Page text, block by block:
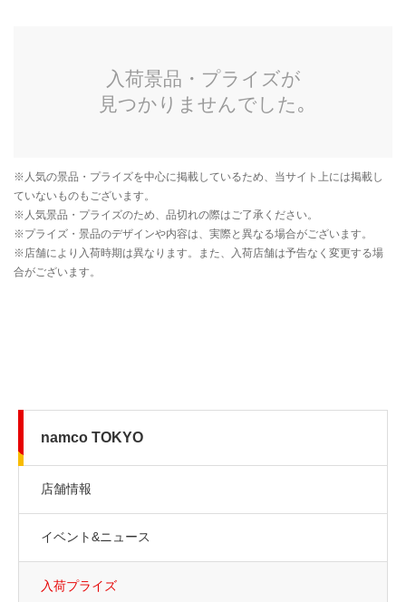
namco TOKYO
店舗情報
イベント&ニュース
入荷プライズ